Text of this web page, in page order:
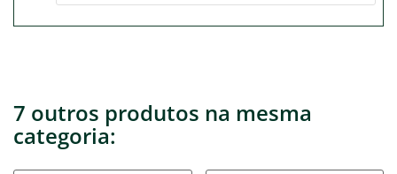
7 outros produtos na mesma
categoria: